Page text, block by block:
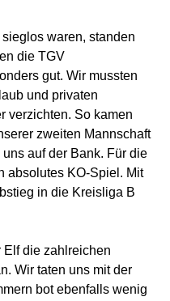
waren, standen
die TGV
gut. Wir mussten
und privaten
verzichten. So kamen
zweiten Mannschaft
auf der Bank. Für die
absolutes KO-Spiel. Mit
in die Kreisliga B
Elf die zahlreichen
Wir taten uns mit der
bot ebenfalls wenig